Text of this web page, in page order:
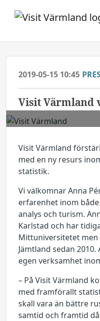
2019-05-15 10:45
​Visit Värmland
Visit Värmland
med en ny resurs
statistik.
Vi välkomnar Anna
erfarenhet inom
analys och turism.
Karlstad och har
Mittuniversitetet
Jämtland sedan
egen verksamhet
– På Visit Värmland
med framförallt
skall vara än bättre
samtid och framtid